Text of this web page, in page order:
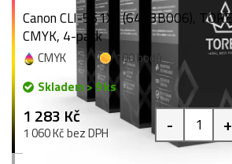
Canon CLI-551XL (6443B006),
CMYK, 4-pack
CMYK
100 bodů
Skladem > 9 ks
1 283 Kč
1 060 Kč bez DPH - +